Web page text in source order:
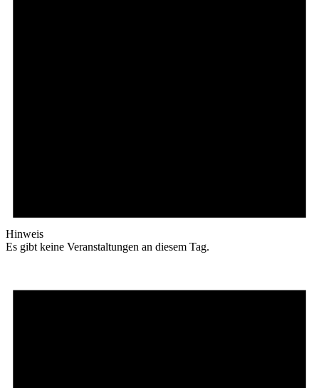
Hinweis
Es gibt keine Veranstaltungen an diesem Tag.